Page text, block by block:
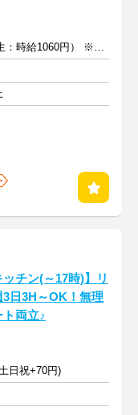
一般時給1100円（高校生：時給1060円） ※土日時給＋50円
ッチン(～17時)】リ
日3H～OK！無理
両立♪
日祝+70円)